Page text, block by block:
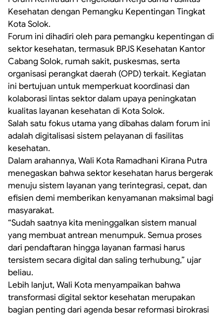
Kesehatan dengan Pemangku Kepentingan Tingkat
Kota Solok.
Forum ini dihadiri oleh para pemangku kepentingan di
sektor kesehatan, termasuk BPJS Kesehatan Kantor
Cabang Solok, rumah sakit, puskesmas, serta
organisasi perangkat daerah (OPD) terkait. Kegiatan
ini bertujuan untuk memperkuat koordinasi dan
kolaborasi lintas sektor dalam upaya peningkatan
kualitas layanan kesehatan di Kota Solok.
Salah satu fokus utama yang dibahas dalam forum ini
adalah digitalisasi sistem pelayanan di fasilitas
kesehatan.
Dalam arahannya, Wali Kota Ramadhani Kirana Putra
menegaskan bahwa sektor kesehatan harus bergerak
menuju sistem layanan yang terintegrasi, cepat, dan
efisien demi memberikan kenyamanan maksimal bagi
masyarakat.
“Sudah saatnya kita meninggalkan sistem manual
yang membuat antrean menumpuk. Semua proses
dari pendaftaran hingga layanan farmasi harus
tersistem secara digital dan saling terhubung,” ujar
beliau.
Lebih lanjut, Wali Kota menyampaikan bahwa
transformasi digital sektor kesehatan merupakan
bagian penting dari agenda besar reformasi birokrasi